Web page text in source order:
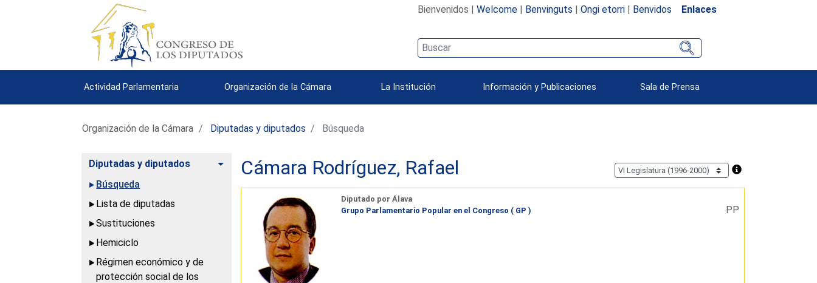
Bienvenidos | Welcome| Benvinguts | Ongi etorri| Benvidos Enlaces
Actividad Parlamentaria Organización de la Cámara La Institución Información y Publicaciones Sala de Prensa
Organización de la Cámara Diputadas y diputados Búsqueda
Diputadas y diputados
Alternar
Búsqueda
Lista de diputadas
Sustituciones
Hemiciclo
Régimen económico y de
protección social de los
Cámara Rodríguez, Rafael
Diputado por Álava
Grupo Parlamentario Popular en el Congreso ( GP )
PP